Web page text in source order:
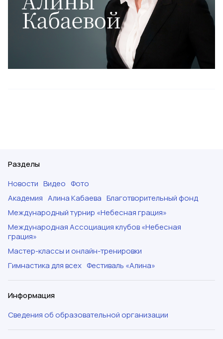
Разделы
Новости Видео Фото
Академия Алина Кабаева Благотворительный фонд
Международный турнир «Небесная грация»
Международная Ассоциация клубов «Небесная
грация»
Мастер-классы и онлайн-тренировки
Гимнастика для всех Фестиваль «Алина»
Информация
Сведения об образовательной организации